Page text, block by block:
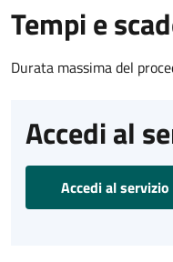
Tempi e
Durata massima del
Accedi al
Accedi al servizio